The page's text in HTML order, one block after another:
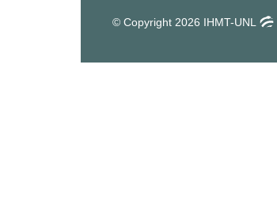
© Copyright 2026 IHMT-UNL